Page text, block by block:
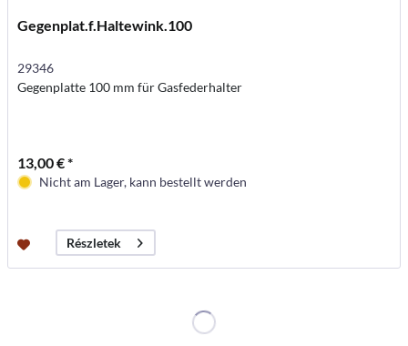
Gegenplat.f.Haltewink.100
29346
Gegenplatte 100 mm für Gasfederhalter
13,00 € *
Nicht am Lager, kann bestellt werden
Részletek